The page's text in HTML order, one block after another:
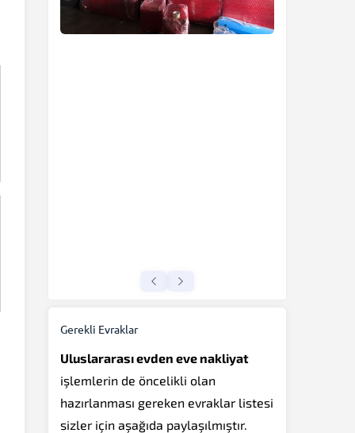
Gerekli Evraklar
Uluslararası evden eve nakliyat
işlemlerin de öncelikli olan
hazırlanması gereken evraklar listesi
sizler için aşağıda paylaşılmıştır.